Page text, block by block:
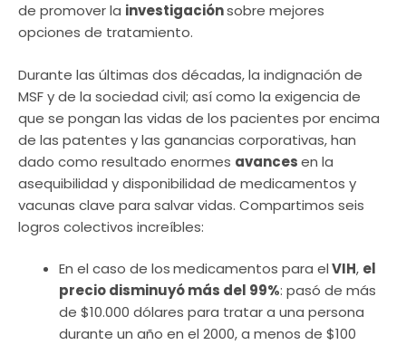
de promover la investigaciónsobre mejores
opciones de tratamiento.
Durante las últimas dos décadas, la indignación de
MSF y de la sociedad civil; así como la exigencia de
que se pongan las vidas de los pacientes por encima
de las patentes y las ganancias corporativas, han
dado como resultado enormes avancesen la
asequibilidad y disponibilidad de medicamentos y
vacunas clave para salvar vidas. Compartimos seis
logros colectivos increíbles:
En el caso de losmedicamentos para elVIH, el
precio disminuyó más del 99%: pasó de más
de $10.000 dólares para tratar a una persona
durante un año en el 2000, a menos de $100